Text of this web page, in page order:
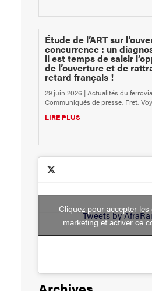
Étude de l’ART sur
concurrence : un
il est temps de saisir
de l’ouverture et de
retard français !
29 juin 2026 |Actualités du
Communiqués de presse, Fret,
LIRE PLUS
Tweets by
Cliquez pour accepter les
marketing et activer ce